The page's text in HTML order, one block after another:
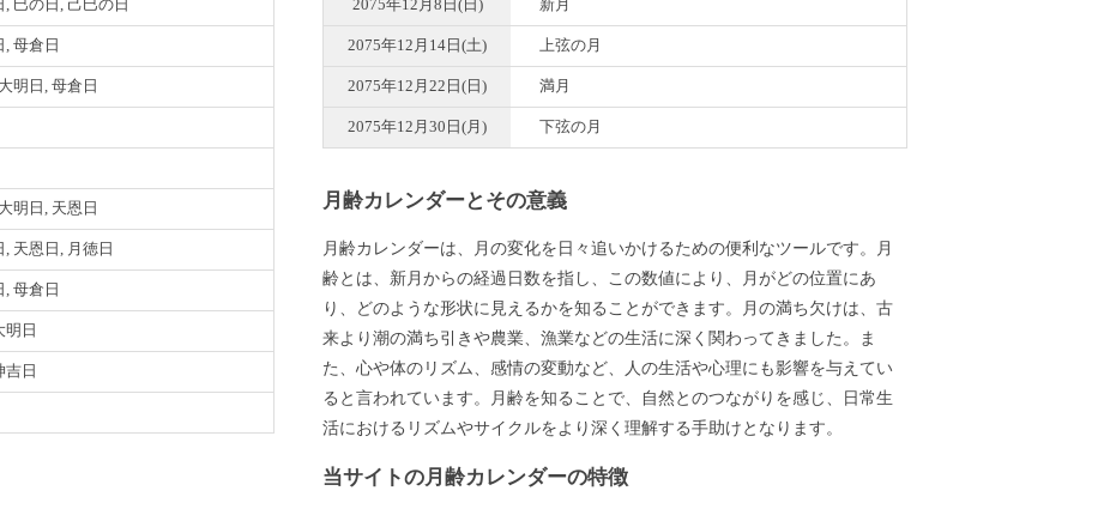
巳の日, 己巳の日
母倉日
明日, 母倉日
明日, 天恩日
天恩日, 月徳日
母倉日
明日
吉日
2075年12月8日(日) 新月
2075年12月14日(土) 上弦の月
2075年12月22日(日) 満月
2075年12月30日(月) 下弦の月
月齢カレンダーとその意義
月齢カレンダーは、月の変化を日々追いかけるための便利なツールです。月
齢とは、新月からの経過日数を指し、この数値により、月がどの位置にあ
り、どのような形状に見えるかを知ることができます。月の満ち欠けは、古
来より潮の満ち引きや農業、漁業などの生活に深く関わってきました。ま
た、心や体のリズム、感情の変動など、人の生活や心理にも影響を与えてい
ると言われています。月齢を知ることで、自然とのつながりを感じ、日常生
活におけるリズムやサイクルをより深く理解する手助けとなります。
当サイトの月齢カレンダーの特徴